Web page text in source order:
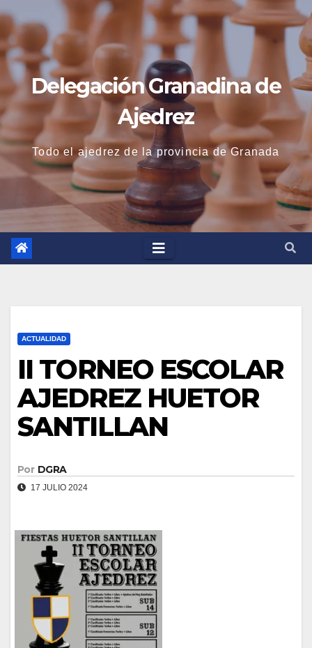
Saltar
contenido
Delegación Granadina de
Ajedrez
Todo el ajedrez de la provincia de Granada
ACTUALIDAD
II TORNEO ESCOLAR
AJEDREZ HUETOR
SANTILLAN
Por DGRA
17 JULIO 2024